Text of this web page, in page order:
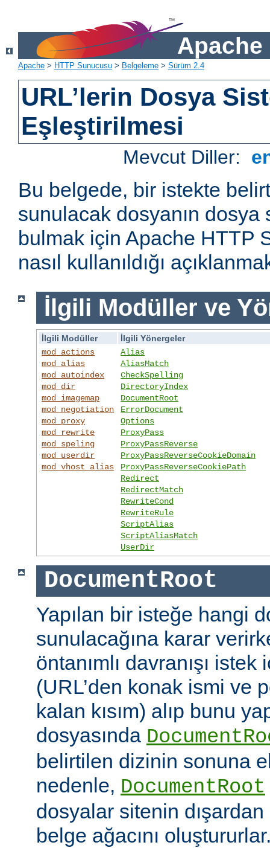
Apache
Apache > HTTP Sunucusu > Belgeleme > Sürüm 2.4
URL’lerin Dosya
Eşleştirilmesi
Mevcut Diller:
Bu belgede, bir istekte
sunulacak dosyanın
bulmak için Apache HTTP
nasıl kullanıldığı
İlgili Modüller ve
İlgili Modüller
İlgili Yönergeler
mod_actions
mod_alias
mod_autoindex
mod_dir
mod_imagemap
mod_negotiation
mod_proxy
mod_rewrite
mod_speling
mod_userdir
mod_vhost_alias
Alias
AliasMatch
CheckSpelling
DirectoryIndex
DocumentRoot
ErrorDocument
Options
ProxyPass
ProxyPassReverse
ProxyPassReverseCookieDomain
ProxyPassReverseCookiePath
Redirect
RedirectMatch
RewriteCond
RewriteRule
ScriptAlias
ScriptAliasMatch
UserDir
DocumentRoot
Yapılan bir isteğe hangi
sunulacağına karar
öntanımlı davranışı
(URL’den konak ismi ve
kalan kısım) alıp bunu
dosyasında
belirtilen dizinin sonuna
nedenle, DocumentRoot
dosyalar sitenin
belge ağacını